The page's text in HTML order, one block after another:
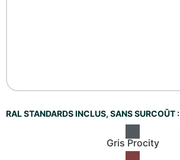
RAL STANDARDS INCLUS, SANS SURCOÛT :
Gris Procity